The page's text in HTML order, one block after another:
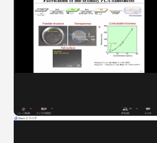
認証評価
教育研究上の目